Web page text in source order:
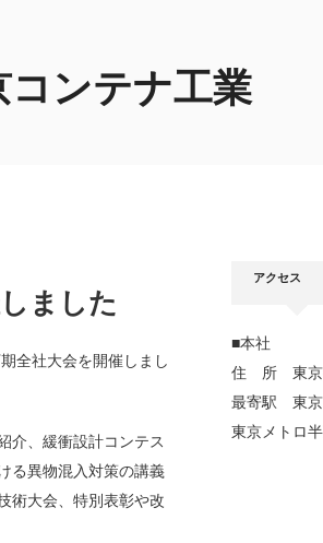
コンテナ工業
ました
全社大会を開催しまし
介、緩衝設計コンテス
る異物混入対策の講義
術大会、特別表彰や改
アクセス
■本社
住 所 東京
最寄駅 東京
東京メトロ